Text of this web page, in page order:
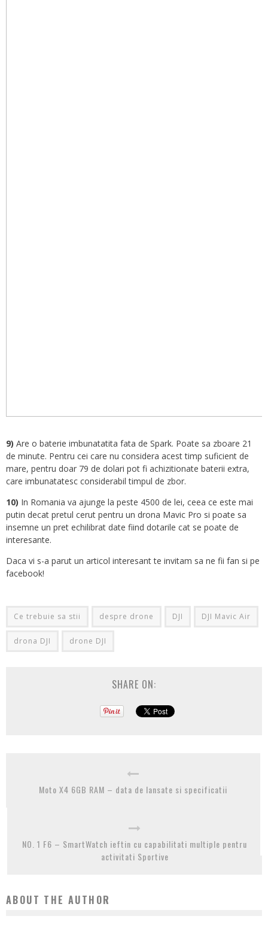
9) Are o baterie imbunatatita fata de Spark. Poate sa zboare 21
de minute. Pentru cei care nu considera acest timp suficient de
mare, pentru doar 79 de dolari pot fi achizitionate baterii extra,
care imbunatatesc considerabil timpul de zbor.
10) In Romania va ajunge la peste 4500 de lei, ceea ce este mai
putin decat pretul cerut pentru un drona Mavic Pro si poate sa
insemne un pret echilibrat date fiind dotarile cat se poate de
interesante.
Daca vi s-a parut un articol interesant te invitam sa ne fii fan si pe
facebook!
Ce trebuie sa stii despre drone DJI DJI Mavic Air
drona DJI drone DJI
SHARE ON:
Moto X4 6GB RAM – data de lansate si specificatii
NO. 1 F6 – SmartWatch ieftin cu capabilitati multiple pentru
activitati Sportive
ABOUT THE AUTHOR